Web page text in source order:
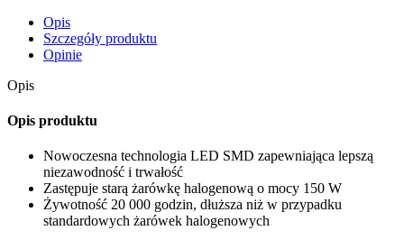
Opis
Szczegóły produktu
Opinie
Opis
Opis produktu
Nowoczesna technologia LED SMD zapewniająca lepszą
niezawodność i trwałość
Zastępuje starą żarówkę halogenową o mocy 150 W
Żywotność 20 000 godzin, dłuższa niż w przypadku
standardowych żarówek halogenowych